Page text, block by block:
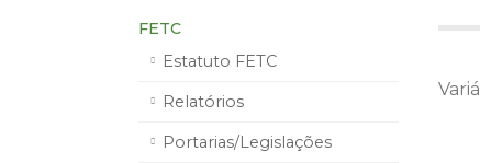
FETC
Estatuto FETC
Relatórios
Portarias/Legislações